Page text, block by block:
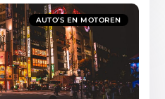
AUTO’S EN MOTOREN